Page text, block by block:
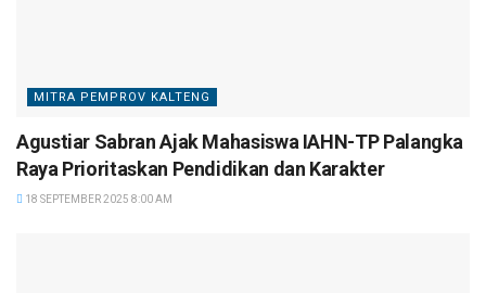
MITRA PEMPROV KALTENG
Agustiar Sabran Ajak Mahasiswa IAHN-TP Palangka
Raya Prioritaskan Pendidikan dan Karakter
18 SEPTEMBER 2025 8:00 AM